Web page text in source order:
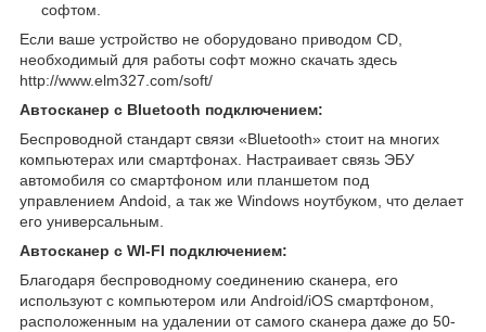
софтом.
Если ваше устройство не оборудовано приводом CD,
необходимый для работы софт можно скачать здесь
http://www.elm327.com/soft/
Автосканер с Bluetooth подключением:
Беспроводной стандарт связи «Bluetooth» стоит на многих
компьютерах или смартфонах. Настраивает связь ЭБУ
автомобиля со смартфоном или планшетом под
управлением Andoid, а так же Windows ноутбуком, что делает
его универсальным.
Автосканер с WI-FI подключением:
Благодаря беспроводному соединению сканера, его
используют с компьютером или Android/iOS смартфоном,
расположенным на удалении от самого сканера даже до 50-